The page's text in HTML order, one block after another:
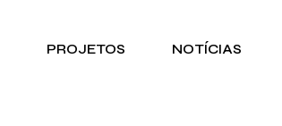
PROJETOS NOTÍCIAS